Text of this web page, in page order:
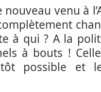
nouveau venu à
à qui ? A la
à bouts !
possible et